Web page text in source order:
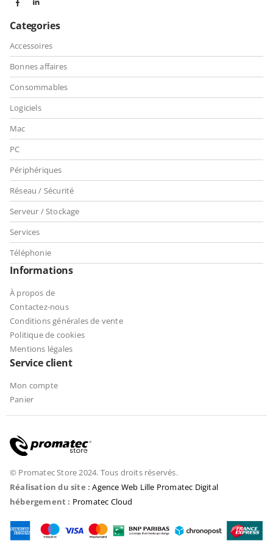
Categories
Accessoires
Bonnes affaires
Consommables
Logiciels
Mac
PC
Périphériques
Réseau / Sécurité
Serveur / Stockage
Services
Téléphonie
Informations
À propos de
Contactez-nous
Conditions générales de vente
Politique de cookies
Mentions légales
Service client
Mon compte
Panier
© Promatec Store 2024. Tous droits réservés.
Réalisation du site : Agence Web Lille Promatec Digital
hébergement : Promatec Cloud